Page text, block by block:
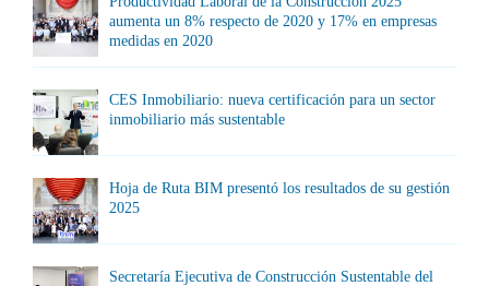
aumenta un 8% respecto de 2020 y 17% en empresas
medidas en 2020
CES Inmobiliario: nueva certificación para un sector
inmobiliario más sustentable
Hoja de Ruta BIM presentó los resultados de su gestión
2025
Secretaría Ejecutiva de Construcción Sustentable del